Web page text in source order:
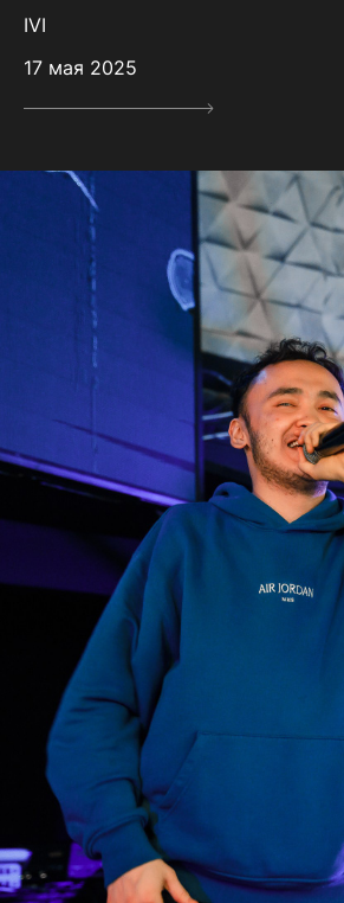
IVI
17 мая 2025